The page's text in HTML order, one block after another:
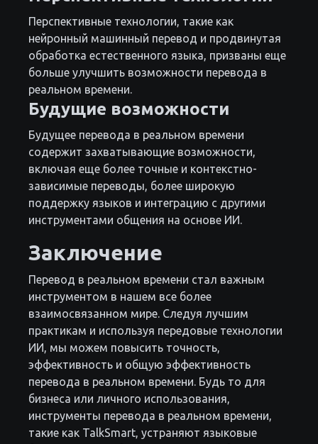
Перспективные технологии, такие как
нейронный машинный перевод и продвинутая
обработка естественного языка, призваны еще
больше улучшить возможности перевода в
реальном времени.
Будущие возможности
Будущее перевода в реальном времени
содержит захватывающие возможности,
включая еще более точные и контекстно-
зависимые переводы, более широкую
поддержку языков и интеграцию с другими
инструментами общения на основе ИИ.
Заключение
Перевод в реальном времени стал важным
инструментом в нашем все более
взаимосвязанном мире. Следуя лучшим
практикам и используя передовые технологии
ИИ, мы можем повысить точность,
эффективность и общую эффективность
перевода в реальном времени. Будь то для
бизнеса или личного использования,
инструменты перевода в реальном времени,
такие как TalkSmart, устраняют языковые